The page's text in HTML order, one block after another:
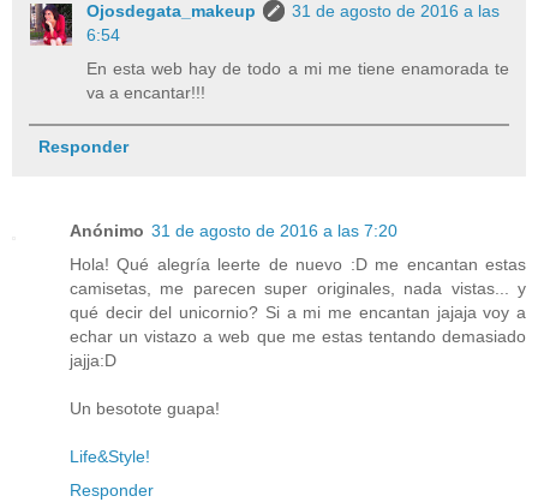
Ojosdegata_makeup
31 de agosto de 2016 a las
6:54
En esta web hay de todo a mi me tiene enamorada te
va a encantar!!!
Responder
Anónimo 31 de agosto de 2016 a las 7:20
Hola! Qué alegría leerte de nuevo :D me encantan estas
camisetas, me parecen super originales, nada vistas... y
qué decir del unicornio? Si a mi me encantan jajaja voy a
echar un vistazo a web que me estas tentando demasiado
jajja:D
Un besotote guapa!
Life&Style!
Responder